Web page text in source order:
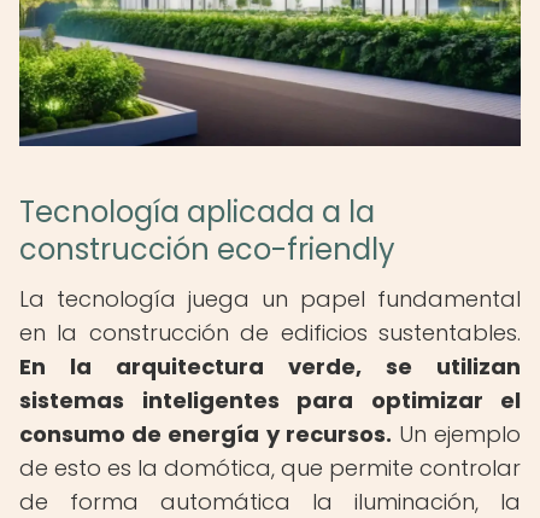
Tecnología aplicada a la
construcción eco-friendly
La tecnología juega un papel fundamental
en la construcción de edificios sustentables.
En la arquitectura verde, se utilizan
sistemas inteligentes para optimizar el
consumo de energía y recursos. Un ejemplo
de esto es la domótica, que permite controlar
de forma automática la iluminación, la